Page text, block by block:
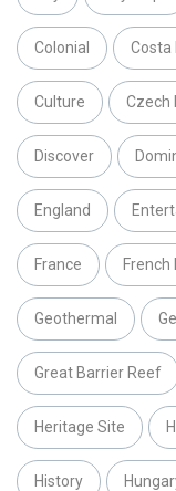
Colonial Costa
Culture Czech
Discover
England
France French
Geothermal
Great Barrier Reef
Heritage Site
History